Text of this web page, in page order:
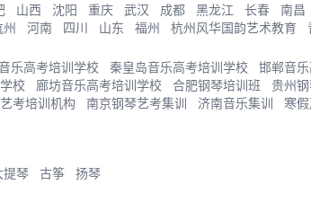
山西 沈阳 重庆 武汉 成都 黑龙江 长春 南昌
州 河南 四川 山东 福州 杭州风华国韵艺术教育
乐高考培训学校 秦皇岛音乐高考培训学校 邯郸音
校 廊坊音乐高考培训学校 合肥钢琴培训班 贵州
考培训机构 南京钢琴艺考集训 济南音乐集训 寒
提琴 古筝 扬琴